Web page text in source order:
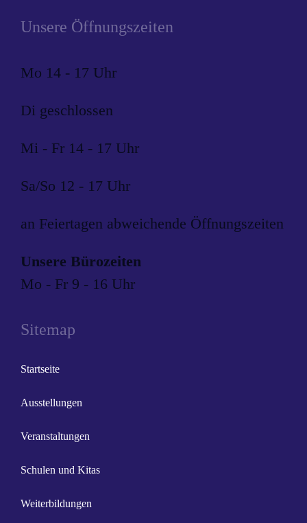
Unsere Öffnungszeiten
Mo 14 - 17 Uhr
Di geschlossen
Mi - Fr 14 - 17 Uhr
Sa/So 12 - 17 Uhr
an Feiertagen abweichende Öffnungszeiten
Unsere Bürozeiten
Mo - Fr 9 - 16 Uhr
Sitemap
Startseite
Ausstellungen
Veranstaltungen
Schulen und Kitas
Weiterbildungen